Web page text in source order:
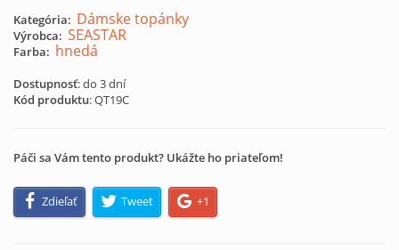
Kategória: Dámske topánky
Výrobca: SEASTAR
Farba: hnedá
Dostupnosť: do 3 dní
Kód produktu:QT19C
Páči sa Vám tento produkt? Ukážte ho priateľom!
Zdieľať Tweet +1